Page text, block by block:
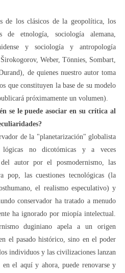
de los clásicos de la geopolítica, los
de etnología, sociología alemana,
y sociología y antropología
Weber, Tönnies, Sombart,
de quienes nuestro autor toma
que constituyen la base de su modelo
próximamente un volumen).
se le puede asociar en su crítica al
de la "planetarización" globalista
no dicotómicas y a veces
autor por el posmodernismo, las
pop, las cuestiones tecnológicas (la
el realismo especulativo) y
conservador ha tratado a menudo
ha ignorado por miopía intelectual.
duginiano apela a un origen
el pasado histórico, sino en el poder
individuos y las civilizaciones lanzan
el aquí y ahora, puede renovarse y